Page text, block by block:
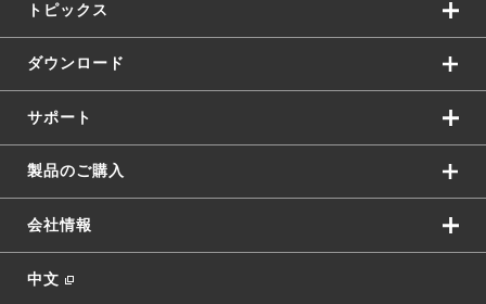
トピックス
ダウンロード
サポート
製品のご購入
会社情報
中文